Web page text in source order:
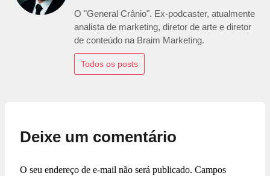
O "General Crânio". Ex-podcaster, atualmente
analista de marketing, diretor de arte e diretor
de conteúdo na Braim Marketing.
Todos os posts
Deixe um comentário
O seu endereço de e-mail não será publicado. Campos